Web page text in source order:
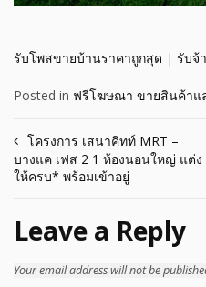
รับโพสขายบ้านราคาถูกสุด | รับจ้
Posted in ฟรีโฆษณา ขายสินค้าแ
Post
navigation
โครงการ เสนาคิทท์ MRT –
บางแค เฟส 2 1 ห้องนอนใหญ่ แต่ง
ให้ครบ* พร้อมเข้าอยู่
Leave a Reply
Your email address will not be